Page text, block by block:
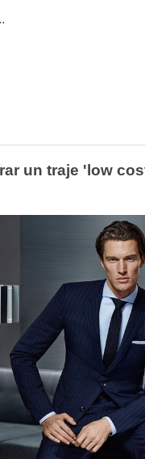
un traje 'low